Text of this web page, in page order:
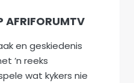
AFRIFORUMTV
en geskiedenis
’n reeks
wat kykers nie